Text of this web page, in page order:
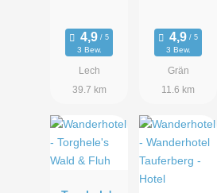
3 Bew.
Lech
39.7 km
3 Bew.
Grän
11.6 km